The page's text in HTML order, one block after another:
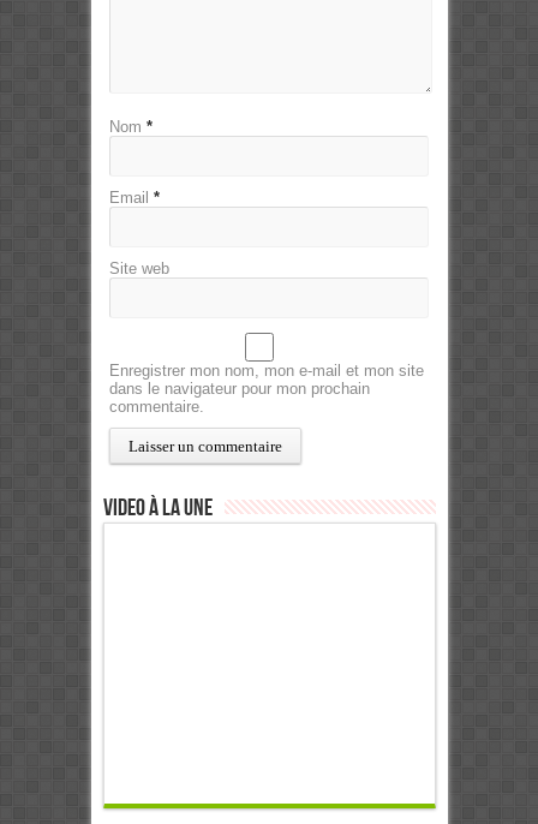
Nom *
Email *
Site web
Enregistrer mon nom, mon e-mail et mon site
dans le navigateur pour mon prochain
commentaire.
Video à la Une